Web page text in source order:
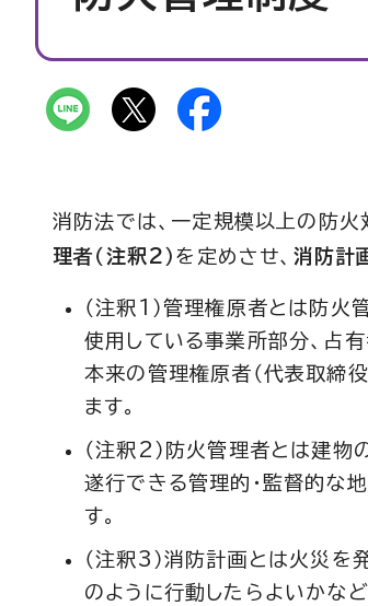
消防法では、一定規模以上の防火
理者（注釈2） を定めさせ、 消防計
（注釈1）管理権原者とは防火
使用している事業所部分、占有
本来の管理権原者（代表取締
ます。
（注釈2）防火管理者とは建物
遂行できる管理的・監督的な
す。
（注釈3）消防計画とは火災を
のように行動したらよいかな